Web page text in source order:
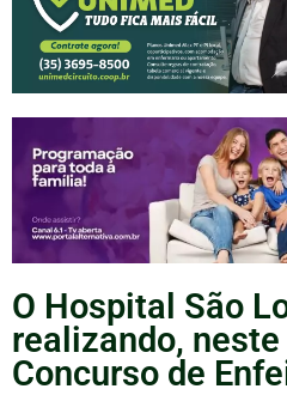
O Hospital São
realizando, neste
Concurso de